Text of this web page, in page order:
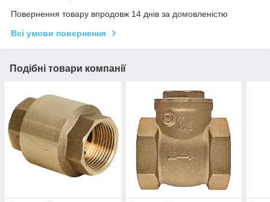
Повернення товару впродовж 14 днів за домовленістю
Всі умови повернення
Подібні товари компанії